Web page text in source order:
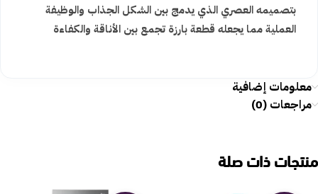
بتصميمه العصري الذي يدمج بين الشكل الجذاب والوظيفة
العملية مما يجعله قطعة بارزة تجمع بين الأناقة والكفاءة
معلومات إضافية
مراجعات (0)
منتجات ذات صلة